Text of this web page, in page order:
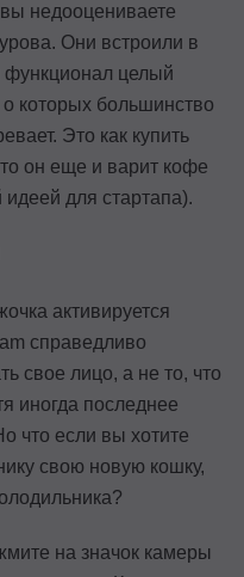
недооцениваете
Они встроили в
функционал целый
которых большинство
Это как купить
он еще и варит кофе
для стартапа).
активируется
справедливо
свое лицо, а не то, что
иногда последнее
что если вы хотите
свою новую кошку,
на значок камеры